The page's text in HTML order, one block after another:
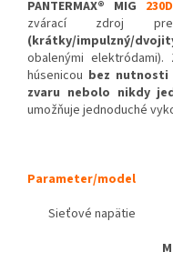
PANTERMAX® MIG
zvárací zdroj
(krátky/impulzný/
obalenými
húsenicou bez nutnosti
zvaru nebolo nikdy
umožňuje jednoduché
Parameter/model
Sieťové napätie